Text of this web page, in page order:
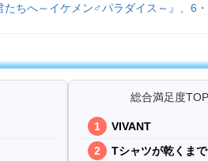
たちへ～イケメン♂パラダイス～』、6
総合満足度
VIVANT
Tシャツが乾くまで